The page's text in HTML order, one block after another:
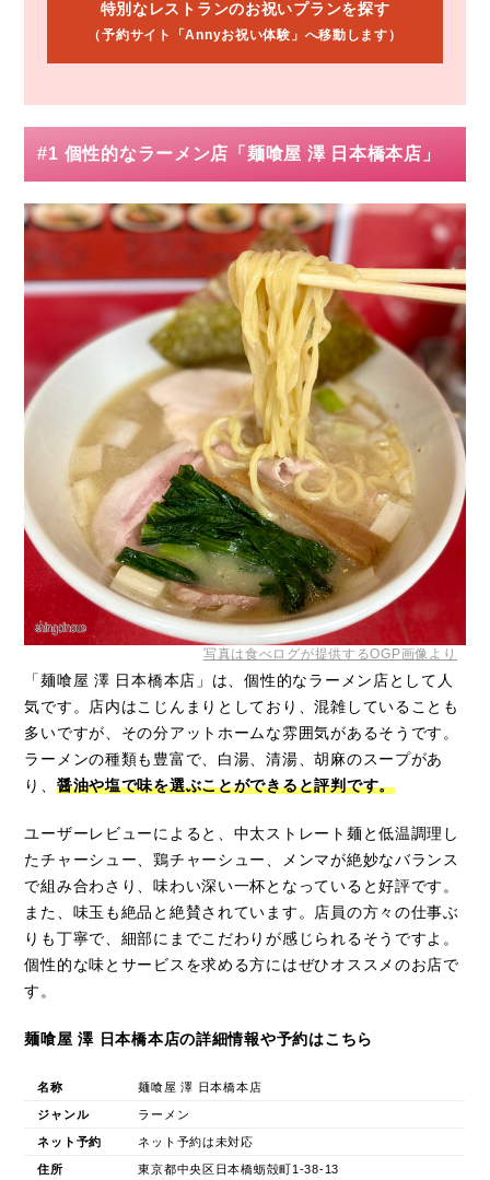
特別なレストランのお祝いプランを探す
（予約サイト「Annyお祝い体験」へ移動します）
#1 個性的なラーメン店「麺喰屋 澤 日本橋本店」
写真は食べログが提供するOGP画像より
「麺喰屋 澤 日本橋本店」は、個性的なラーメン店として人
気です。店内はこじんまりとしており、混雑していることも
多いですが、その分アットホームな雰囲気があるそうです。
ラーメンの種類も豊富で、白湯、清湯、胡麻のスープがあ
り、 醤油や塩で味を選ぶことができると評判です。
ユーザーレビューによると、中太ストレート麺と低温調理し
たチャーシュー、鶏チャーシュー、メンマが絶妙なバランス
で組み合わさり、味わい深い一杯となっていると好評です。
また、味玉も絶品と絶賛されています。店員の方々の仕事ぶ
りも丁寧で、細部にまでこだわりが感じられるそうですよ。
個性的な味とサービスを求める方にはぜひオススメのお店で
す。
麺喰屋 澤 日本橋本店の詳細情報や予約はこちら
名称 麺喰屋 澤 日本橋本店
ジャンル ラーメン
ネット予約 ネット予約は未対応
住所 東京都中央区日本橋蛎殻町1-38-13